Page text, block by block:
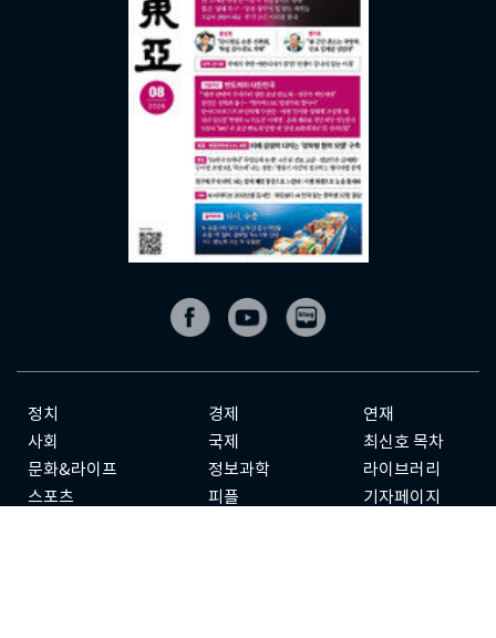
정치 경제
연재
사회
국제
최신호 목차
문화&라이프
정보과학
라이브러리
스포츠
피플
기자페이지